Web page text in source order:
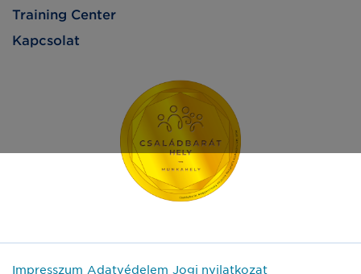
Training Center
Kapcsolat
Impresszum Adatvédelem Jogi nyilatkozat